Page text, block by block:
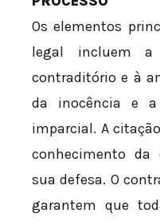
Os elementos
legal incluem
contraditório e à
da inocência e
imparcial. A
conhecimento da
sua defesa. O
garantem que